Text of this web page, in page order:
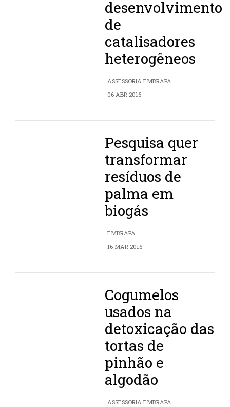
desenvolvimento
de
catalisadores
heterogêneos
ASSESSORIA EMBRAPA
06 ABR 2016
Pesquisa quer
transformar
resíduos de
palma em
biogás
EMBRAPA
16 MAR 2016
Cogumelos
usados na
detoxicação das
tortas de
pinhão e
algodão
ASSESSORIA EMBRAPA